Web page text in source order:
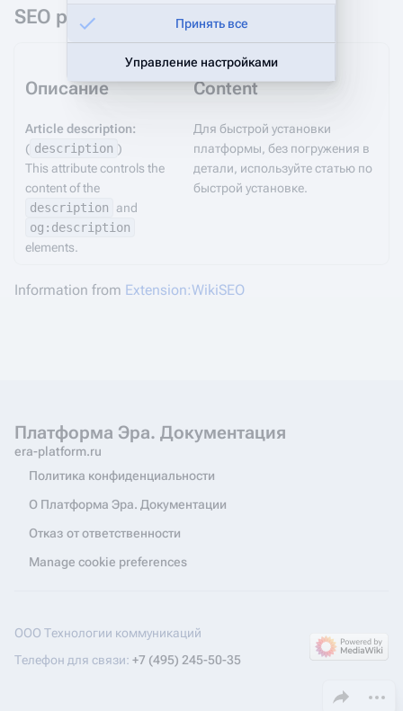
Поделиться
SEO properties
Описание Content
Article description:
( description )
This attribute controls the
content of the
description
and
og:description
elements.
Для быстрой установки
платформы, без погружения в
детали, используйте статью по
быстрой установке.
Information from Extension:WikiSEO
Платформа Эра. Документация
era-platform.ru
Политика конфиденциальности
О Платформа Эра. Документации
Отказ от ответственности
Manage cookie preferences
ООО Технологии коммуникаций
Телефон для связи: +7 (495) 245-50-35
Принять все
Управление настройками